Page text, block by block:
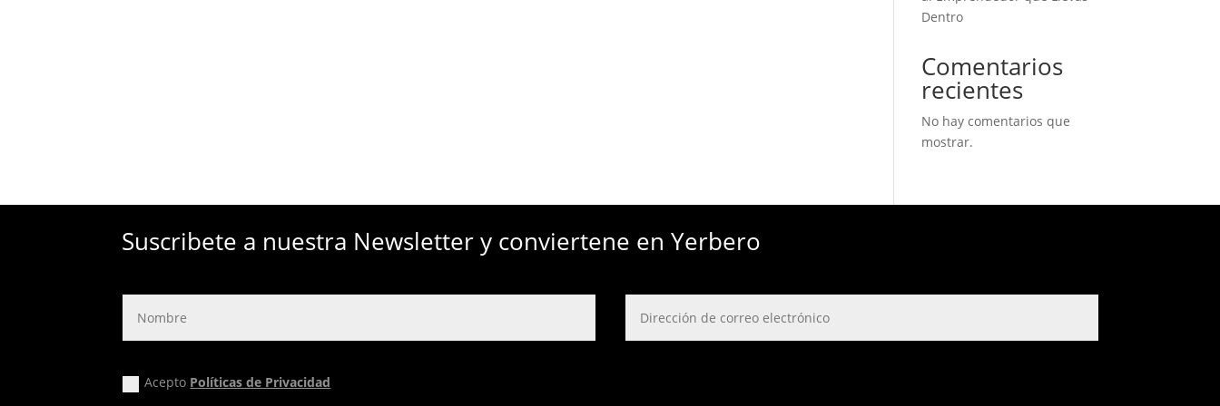
Dentro
Comentarios
recientes
No hay comentarios que
mostrar.
Suscribete a nuestra Newsletter y conviertene en Yerbero
Acepto Políticas de Privacidad